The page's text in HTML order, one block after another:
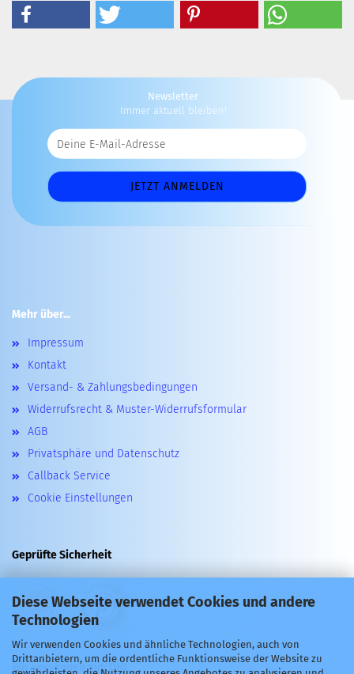
Diese Webseite verwendet Cookies und andere
Technologien
Wir verwenden Cookies und ähnliche Technologien, auch von
Drittanbietern, um die ordentliche Funktionsweise der Website zu
Newsletter
Immer aktuell bleiben!
Mehr über...
Impressum
Kontakt
Versand- & Zahlungsbedingungen
Widerrufsrecht & Muster-Widerrufsformular
AGB
Privatsphäre und Datenschutz
Callback Service
Cookie Einstellungen
Geprüfte Sicherheit
Wir versenden mit: DHL